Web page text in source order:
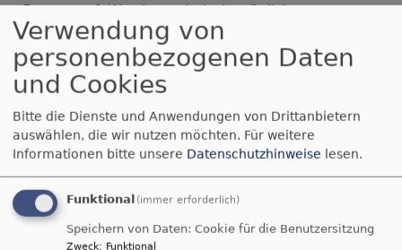
Fragen auf: Was ist technisch möglich, was
menschlich verantwortbar? Ein poetischer
geistlicher Impuls von Michael Lehmler erinnert
daran, dass Leben Geschenk und Geheimnis
bleibt.
Michael Lehmler
Begleitung für Familien: Die
Glaubensentdecker
Aus der Landeskirche
2 weeks 4 Tagen ago
Nach der Taufe beginnt der Alltag – und damit die
Verwendung von
personenbezogenen Daten
und Cookies
Bitte die Dienste und Anwendungen von Drittanbietern
auswählen, die wir nutzen möchten. Für weitere
Informationen bitte unsere Datenschutzhinweise lesen.
Funktional (immer erforderlich)
Speichern von Daten: Cookie für die Benutzersitzung
Zweck: Funktional